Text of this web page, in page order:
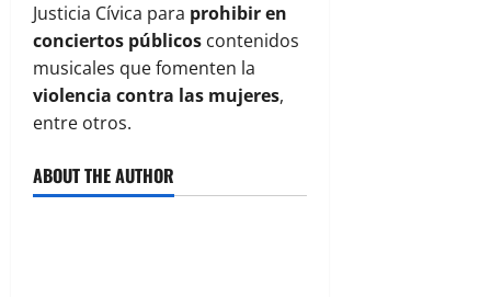
Justicia Cívica para prohibir en
conciertos públicos contenidos
musicales que fomenten la
violencia contra las mujeres,
entre otros.
ABOUT THE AUTHOR